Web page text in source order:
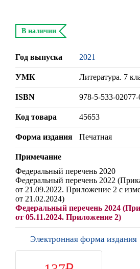
В наличии
Год выпуска 2021
УМК Литература. 7
ISBN 978-5-533-02077-
Код товара 45653
Форма издания Печатная
Примечание
Федеральный перечень 2020
Федеральный перечень 2022
от 21.09.2022. Приложение 2 с
от 21.02.2024)
Федеральный перечень 2024
от 05.11.2024. Приложение 2)
Электронная форма издания